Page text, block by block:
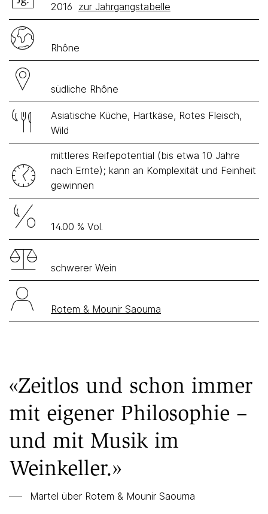
2016 zur Jahrgangstabelle
Rhône
südliche Rhône
Asiatische Küche, Hartkäse, Rotes Fleisch,
Wild
mittleres Reifepotential (bis etwa 10 Jahre
nach Ernte); kann an Komplexität und Feinheit
gewinnen
14.00 % Vol.
schwerer Wein
Rotem & Mounir Saouma
«Zeitlos und schon immer
mit eigener Philosophie –
und mit Musik im
Weinkeller.»
Martel über Rotem & Mounir Saouma